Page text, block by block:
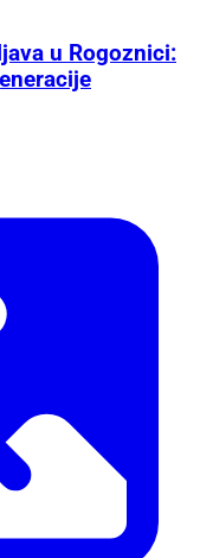
u Rogoznici: